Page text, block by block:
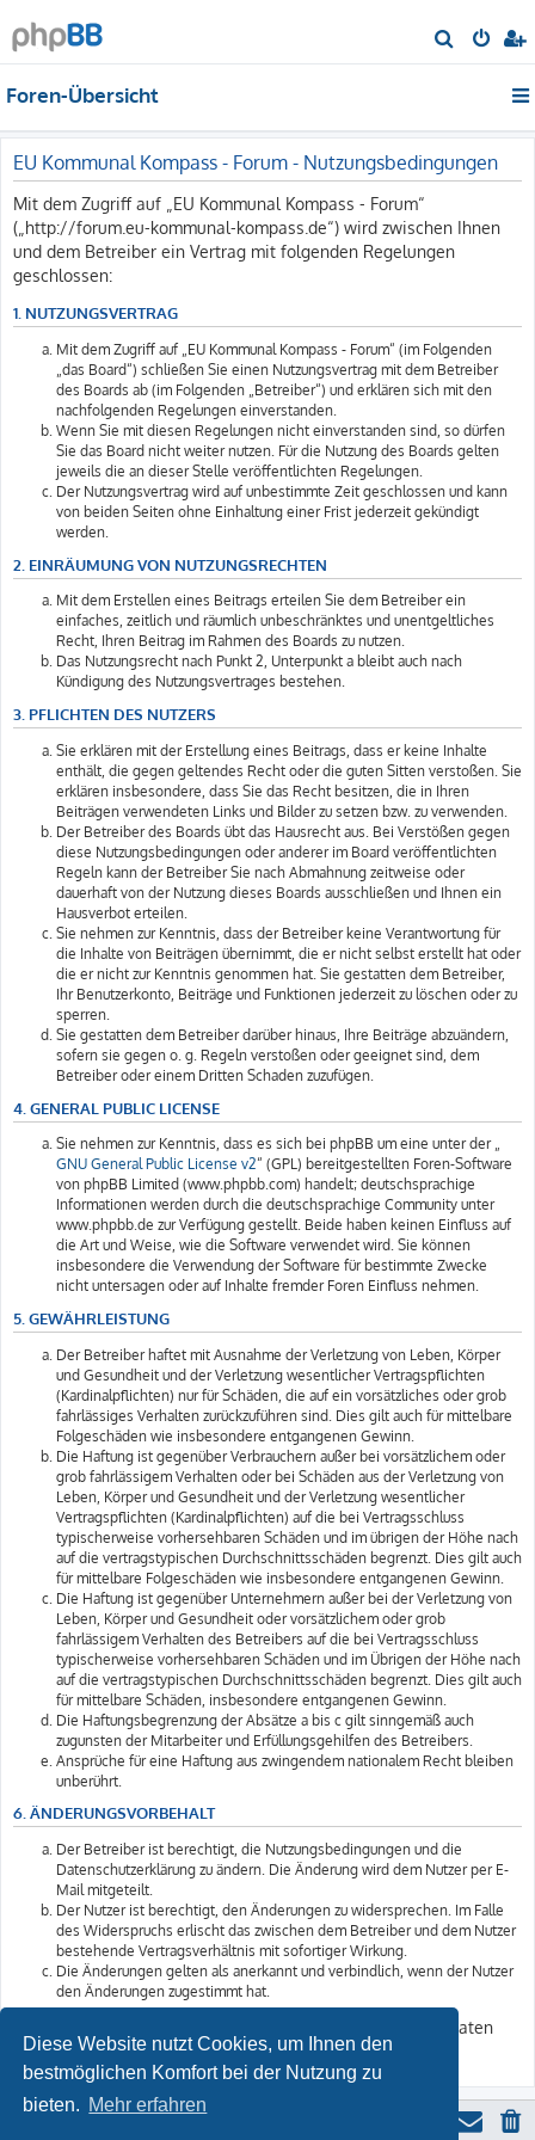
Diese Website nutzt Cookies, um Ihnen den
bestmöglichen Komfort bei der Nutzung zu
bieten. Mehr erfahren
u
Foren-Übersicht
EU Kommunal Kompass - Forum - Nutzungsbedingungen
Mit dem Zugriff auf „EU Kommunal Kompass - Forum“
(„http://forum.eu-kommunal-kompass.de“) wird zwischen Ihnen
und dem Betreiber ein Vertrag mit folgenden Regelungen
geschlossen:
1. NUTZUNGSVERTRAG
Mit dem Zugriff auf „EU Kommunal Kompass - Forum“ (im Folgenden
„das Board“) schließen Sie einen Nutzungsvertrag mit dem Betreiber
des Boards ab (im Folgenden „Betreiber“) und erklären sich mit den
nachfolgenden Regelungen einverstanden.
Wenn Sie mit diesen Regelungen nicht einverstanden sind, so dürfen
Sie das Board nicht weiter nutzen. Für die Nutzung des Boards gelten
jeweils die an dieser Stelle veröffentlichten Regelungen.
Der Nutzungsvertrag wird auf unbestimmte Zeit geschlossen und kann
von beiden Seiten ohne Einhaltung einer Frist jederzeit gekündigt
werden.
2. EINRÄUMUNG VON NUTZUNGSRECHTEN
Mit dem Erstellen eines Beitrags erteilen Sie dem Betreiber ein
einfaches, zeitlich und räumlich unbeschränktes und unentgeltliches
Recht, Ihren Beitrag im Rahmen des Boards zu nutzen.
Das Nutzungsrecht nach Punkt 2, Unterpunkt a bleibt auch nach
Kündigung des Nutzungsvertrages bestehen.
3. PFLICHTEN DES NUTZERS
Sie erklären mit der Erstellung eines Beitrags, dass er keine Inhalte
enthält, die gegen geltendes Recht oder die guten Sitten verstoßen. Sie
erklären insbesondere, dass Sie das Recht besitzen, die in Ihren
Beiträgen verwendeten Links und Bilder zu setzen bzw. zu verwenden.
Der Betreiber des Boards übt das Hausrecht aus. Bei Verstößen gegen
diese Nutzungsbedingungen oder anderer im Board veröffentlichten
Regeln kann der Betreiber Sie nach Abmahnung zeitweise oder
dauerhaft von der Nutzung dieses Boards ausschließen und Ihnen ein
Hausverbot erteilen.
Sie nehmen zur Kenntnis, dass der Betreiber keine Verantwortung für
die Inhalte von Beiträgen übernimmt, die er nicht selbst erstellt hat oder
die er nicht zur Kenntnis genommen hat. Sie gestatten dem Betreiber,
Ihr Benutzerkonto, Beiträge und Funktionen jederzeit zu löschen oder zu
sperren.
Sie gestatten dem Betreiber darüber hinaus, Ihre Beiträge abzuändern,
sofern sie gegen o. g. Regeln verstoßen oder geeignet sind, dem
Betreiber oder einem Dritten Schaden zuzufügen.
4. GENERAL PUBLIC LICENSE
Sie nehmen zur Kenntnis, dass es sich bei phpBB um eine unter der „
GNU General Public License v2“ (GPL) bereitgestellten Foren-Software
von phpBB Limited (www.phpbb.com) handelt; deutschsprachige
Informationen werden durch die deutschsprachige Community unter
www.phpbb.de zur Verfügung gestellt. Beide haben keinen Einfluss auf
die Art und Weise, wie die Software verwendet wird. Sie können
insbesondere die Verwendung der Software für bestimmte Zwecke
nicht untersagen oder auf Inhalte fremder Foren Einfluss nehmen.
5. GEWÄHRLEISTUNG
Der Betreiber haftet mit Ausnahme der Verletzung von Leben, Körper
und Gesundheit und der Verletzung wesentlicher Vertragspflichten
(Kardinalpflichten) nur für Schäden, die auf ein vorsätzliches oder grob
fahrlässiges Verhalten zurückzuführen sind. Dies gilt auch für mittelbare
Folgeschäden wie insbesondere entgangenen Gewinn.
Die Haftung ist gegenüber Verbrauchern außer bei vorsätzlichem oder
grob fahrlässigem Verhalten oder bei Schäden aus der Verletzung von
Leben, Körper und Gesundheit und der Verletzung wesentlicher
Vertragspflichten (Kardinalpflichten) auf die bei Vertragsschluss
typischerweise vorhersehbaren Schäden und im übrigen der Höhe nach
auf die vertragstypischen Durchschnittsschäden begrenzt. Dies gilt auch
für mittelbare Folgeschäden wie insbesondere entgangenen Gewinn.
Die Haftung ist gegenüber Unternehmern außer bei der Verletzung von
Leben, Körper und Gesundheit oder vorsätzlichem oder grob
fahrlässigem Verhalten des Betreibers auf die bei Vertragsschluss
typischerweise vorhersehbaren Schäden und im Übrigen der Höhe nach
auf die vertragstypischen Durchschnittsschäden begrenzt. Dies gilt auch
für mittelbare Schäden, insbesondere entgangenen Gewinn.
Die Haftungsbegrenzung der Absätze a bis c gilt sinngemäß auch
zugunsten der Mitarbeiter und Erfüllungsgehilfen des Betreibers.
Ansprüche für eine Haftung aus zwingendem nationalem Recht bleiben
unberührt.
6. ÄNDERUNGSVORBEHALT
Der Betreiber ist berechtigt, die Nutzungsbedingungen und die
Datenschutzerklärung zu ändern. Die Änderung wird dem Nutzer per E-
Mail mitgeteilt.
Der Nutzer ist berechtigt, den Änderungen zu widersprechen. Im Falle
des Widerspruchs erlischt das zwischen dem Betreiber und dem Nutzer
bestehende Vertragsverhältnis mit sofortiger Wirkung.
Die Änderungen gelten als anerkannt und verbindlich, wenn der Nutzer
den Änderungen zugestimmt hat.
Informationen über den Umgang mit Ihren persönlichen Daten
sind in der Datenschutzerklärung enthalten.